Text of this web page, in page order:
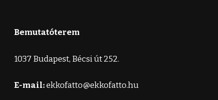
Bemutatóterem
1037 Budapest, Bécsi út 252.
E-mail:ekkofatto@ekkofatto.hu